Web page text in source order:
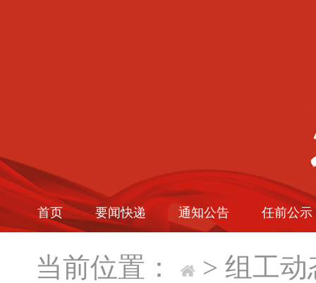
首页 要闻快递 通知公告 任前公示
当前位置： > 组工动